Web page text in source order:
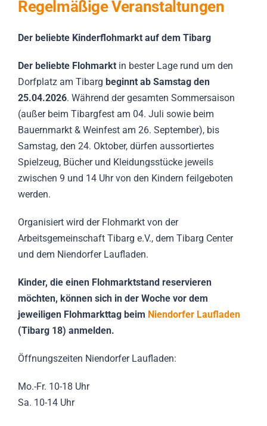
Regelmäßige Veranstaltungen
Der beliebte Kinderflohmarkt auf dem Tibarg
Der beliebte Flohmarkt in bester Lage rund um den
Dorfplatz am Tibarg beginnt ab Samstag den
25.04.2026. Während der gesamten Sommersaison
(außer beim Tibargfest am 04. Juli sowie beim
Bauernmarkt & Weinfest am 26. September), bis
Samstag, den 24. Oktober, dürfen aussortiertes
Spielzeug, Bücher und Kleidungsstücke jeweils
zwischen 9 und 14 Uhr von den Kindern feilgeboten
werden.
Organisiert wird der Flohmarkt von der
Arbeitsgemeinschaft Tibarg e.V., dem Tibarg Center
und dem Niendorfer Laufladen.
Kinder, die einen Flohmarktstand reservieren
möchten, können sich in der Woche vor dem
jeweiligen Flohmarkttag beim Niendorfer Laufladen
(Tibarg 18) anmelden.
Öffnungszeiten Niendorfer Laufladen:
Mo.-Fr. 10-18 Uhr
Sa. 10-14 Uhr